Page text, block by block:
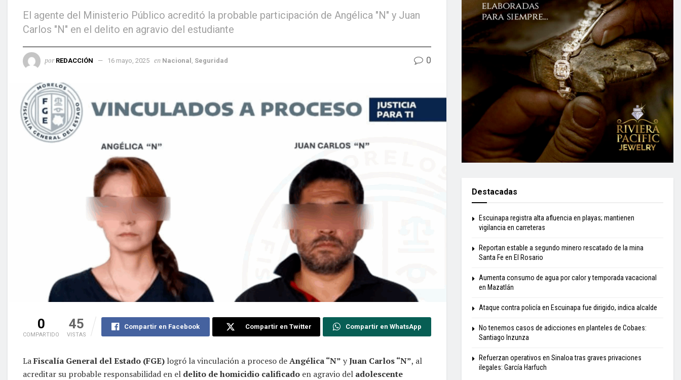
El agente del Ministerio Público acreditó la probable participación de Angélica "N" y Juan
Carlos "N" en el delito en agravio del estudiante
por REDACCIÓN 16 mayo, 2025 en Nacional Seguridad 0
0
COMPARTIDO
45
VISTAS
Compartir en Facebook Compartir en Twitter Compartir en WhatsApp
LaFiscalía General del Estado (FGE) logró la vinculación a proceso deAngélica “N” yJuan Carlos “N”, al
acreditar su probable responsabilidad en el delito de homicidio calificado en agravio del adolescente
Destacadas
Escuinapa registra alta afluencia en playas; mantienen
vigilancia en carreteras
Reportan estable a segundo minero rescatado de la mina
Santa Fe en El Rosario
Aumenta consumo de agua por calor y temporada vacacional
en Mazatlán
Ataque contra policía en Escuinapa fue dirigido, indica alcalde
No tenemos casos de adicciones en planteles de Cobaes:
Santiago Inzunza
Refuerzan operativos en Sinaloa tras graves privaciones
ilegales: García Harfuch